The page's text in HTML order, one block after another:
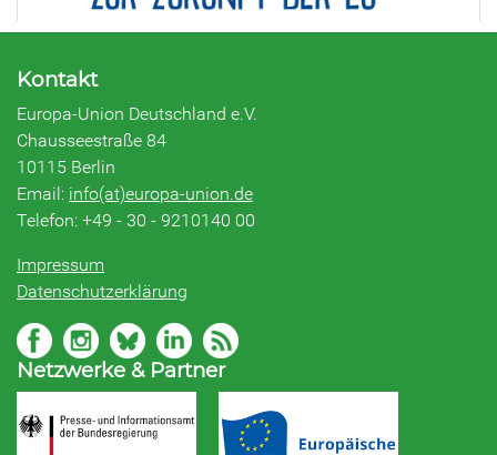
Kontakt
Europa-Union Deutschland e.V.
Chausseestraße 84
10115 Berlin
Email: info(at)europa-union.de
Telefon: +49 - 30 - 9210140 00
Impressum
Datenschutzerklärung
Netzwerke & Partner